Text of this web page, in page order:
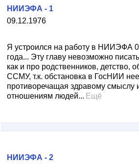
09.12.1976
НИИЭФА - 1
Я устроился на работу в НИИЭФА
года... Эту главу невозможно
как и про родственников, детство,
ССМУ, т.к. обстановка в ГосНИИ
противоречащая здравому смыслу
отношениям людей... Ещё
НИИЭФА - 2